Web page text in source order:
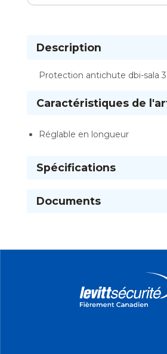
Description
Protection antichute dbi-sala
Caractéristiques de
Réglable en longueur
Spécifications
Documents